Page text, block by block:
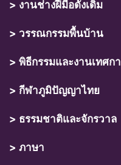
> งานช่างฝีมือดั้งเดิม
> วรรณกรรมพื้นบ้าน
> พิธีกรรมและงานเทศก
> กีฬาภูมิปัญญาไทย
> ธรรมชาติและจักรวาล
> ภาษา